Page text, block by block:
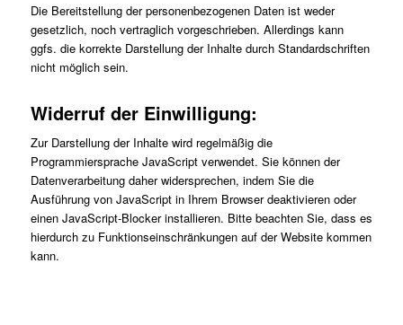
Die Bereitstellung der personenbezogenen Daten ist weder
gesetzlich, noch vertraglich vorgeschrieben. Allerdings kann
ggfs. die korrekte Darstellung der Inhalte durch Standardschriften
nicht möglich sein.
Widerruf der Einwilligung:
Zur Darstellung der Inhalte wird regelmäßig die
Programmiersprache JavaScript verwendet. Sie können der
Datenverarbeitung daher widersprechen, indem Sie die
Ausführung von JavaScript in Ihrem Browser deaktivieren oder
einen JavaScript-Blocker installieren. Bitte beachten Sie, dass es
hierdurch zu Funktionseinschränkungen auf der Website kommen
kann.